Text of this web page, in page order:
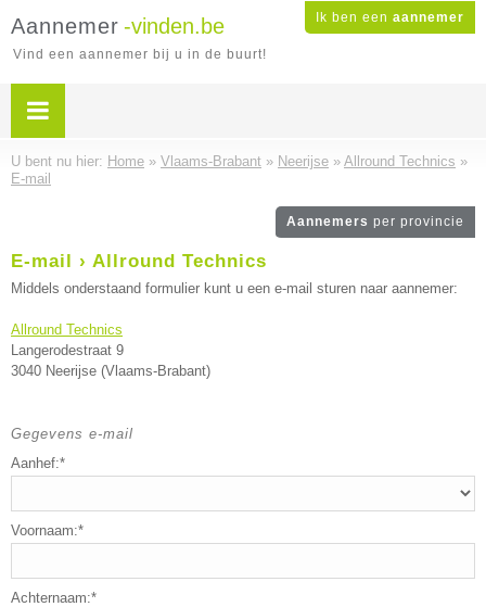
Ik ben een aannemer
Aannemer -vinden.be
Vind een aannemer bij u in de buurt!
U bent nu hier: Home » Vlaams-Brabant » Neerijse » Allround Technics »
E-mail
Aannemers per provincie
E-mail › Allround Technics
Middels onderstaand formulier kunt u een e-mail sturen naar aannemer:
Allround Technics
Langerodestraat 9
3040 Neerijse (Vlaams-Brabant)
Gegevens e-mail
Aanhef:*
Voornaam:*
Achternaam:*